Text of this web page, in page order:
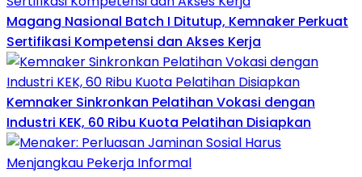
Magang Nasional Batch I Ditutup, Kemnaker Perkuat
Sertifikasi Kompetensi dan Akses Kerja
Kemnaker Sinkronkan Pelatihan Vokasi dengan
Industri KEK, 60 Ribu Kuota Pelatihan Disiapkan